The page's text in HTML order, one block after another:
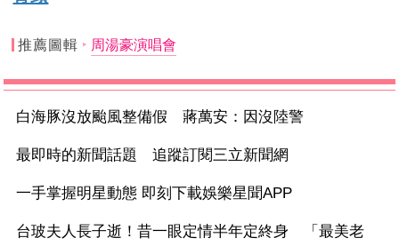
推薦圖輯 周湯豪演唱會
白海豚沒放颱風整備假 蔣萬安：因沒陸警
最即時的新聞話題 追蹤訂閱三立新聞網
一手掌握明星動態 即刻下載娛樂星聞APP
台玻夫人長子逝！昔一眼定情半年定終身 「最美老